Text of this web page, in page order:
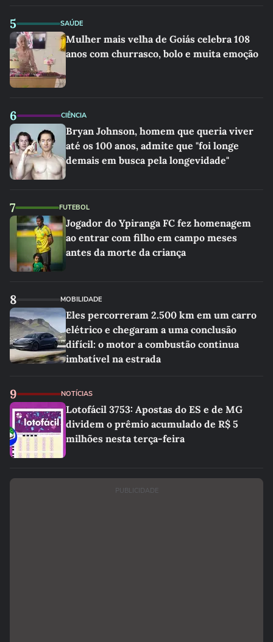
5 SAÚDE
Mulher mais velha de Goiás celebra 108
anos com churrasco, bolo e muita emoção
6 CIÊNCIA
Bryan Johnson, homem que queria viver
até os 100 anos, admite que "foi longe
demais em busca pela longevidade"
7 FUTEBOL
Jogador do Ypiranga FC fez homenagem
ao entrar com filho em campo meses
antes da morte da criança
8 MOBILIDADE
Eles percorreram 2.500 km em um carro
elétrico e chegaram a uma conclusão
difícil: o motor a combustão continua
imbatível na estrada
9 NOTÍCIAS
Lotofácil 3753: Apostas do ES e de MG
dividem o prêmio acumulado de R$ 5
milhões nesta terça-feira
PUBLICIDADE